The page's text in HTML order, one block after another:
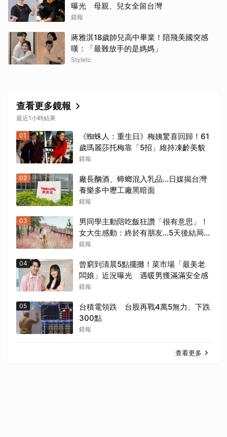
曝光 母親、兒女全留台灣
鏡報
蔣雅淇18歲帥兒高中畢業！陪飛美國突感
嘆：「最難放手的是媽媽」
Styletc
查看更多鏡報
最近1小時結果
01
《蜘蛛人：重生日》梅姨驚喜回歸！61
歲瑪麗莎托梅靠「5招」維持凍齡美貌
鏡報
02
廠長酗酒、蟑螂混入乳品...日媒揭台灣
養樂多中壢工廠黑暗面
鏡報
03
男同學主動陪吃飯狂讚「很有意思」！
女大生感動：終於有朋友…5天後結局
超心碎
鏡報
04
曾窮到清晨5點擺攤！菜市場「最美老
闆娘」近況曝光 遇暖男獲滿滿安全感
鏡報
05
台積電領跌 台股再戰4萬5無力、下跌
300點
鏡報
查看更多